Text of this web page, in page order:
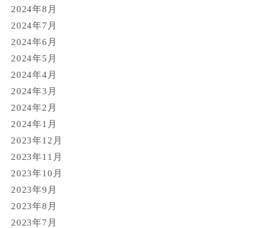
2024年8月
2024年7月
2024年6月
2024年5月
2024年4月
2024年3月
2024年2月
2024年1月
2023年12月
2023年11月
2023年10月
2023年9月
2023年8月
2023年7月